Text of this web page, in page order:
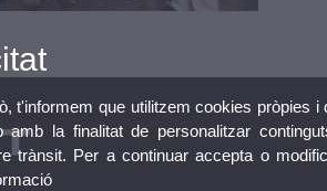
t'informem que utilitzem cookies pròpies i
la finalitat de personalitzar
trànsit. Per a continuar accepta o